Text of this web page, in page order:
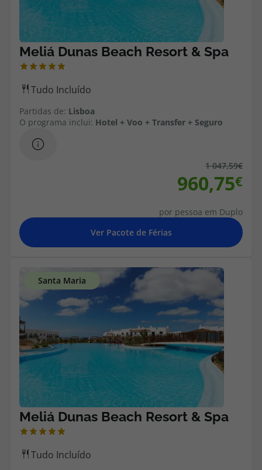
Especialistas
Cheque Viagem
Rede de Lojas
Contactos
Apoio ao cliente em Portugal
218 925 471
Custo de uma chamada para a rede fixa nacional.
Apoio ao cliente no Estrangeiro
218 925 471
Custo de uma chamada para a rede fixa nacional.
A sua agência de viagens Top Atlântico tem a preocupação de estar
sempre mais perto de si, para maior comodidade e total facilidade
na marcação das suas viagens, tem ainda ao seu dispor o nosso call
center a funcionar todos os dias úteis das 10:00 às 20:00 e Sábado
das 10:00 às 14:00.
topatlantico@topatlantico.com
Partidas de: Lisboa
O programa inclui: Hotel + Voo + Transfer + Seguro
1 047,59
960,75
por pessoa em Duplo